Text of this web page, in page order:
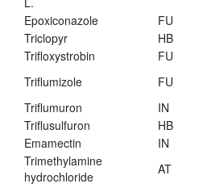
Epoxiconazole
FU
Triclopyr
HB
Trifloxystrobin
FU
Triflumizole
FU
Triflumuron
IN
Triflusulfuron
HB
Emamectin
IN
Trimethylamine
hydrochloride
AT